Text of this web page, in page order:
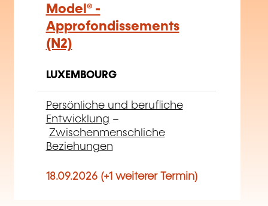
Model® -
Approfondissements
(N2)
LUXEMBOURG
Persönliche und berufliche
Entwicklung –
Zwischenmenschliche
Beziehungen
18.09.2026 (+1 weiterer Termin)